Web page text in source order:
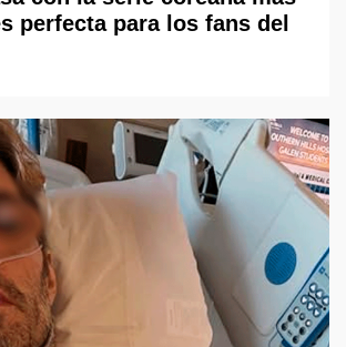
perfecta para los fans del